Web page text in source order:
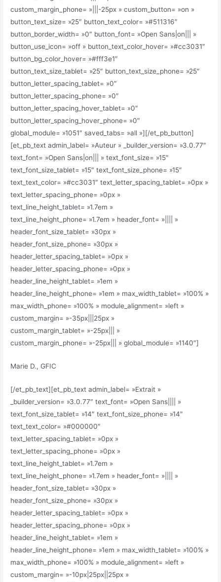
custom_margin_phone= »|||-25px » custom_button= »on »
button_text_size= »25″ button_text_color= »#511316″
button_border_width= »0″ button_font= »Open Sans|on||| »
button_use_icon= »off » button_text_color_hover= »#cc3031″
button_bg_color_hover= »#fff3e1″
button_text_size_tablet= »25″ button_text_size_phone= »25″
button_letter_spacing_tablet= »0″
button_letter_spacing_phone= »0″
button_letter_spacing_hover_tablet= »0″
button_letter_spacing_hover_phone= »0″
global_module= »1051″ saved_tabs= »all »][/et_pb_button]
[et_pb_text admin_label= »Auteur » _builder_version= »3.0.77″
text_font= »Open Sans|on||| » text_font_size= »15″
text_font_size_tablet= »15″ text_font_size_phone= »15″
text_text_color= »#cc3031″ text_letter_spacing_tablet= »0px »
text_letter_spacing_phone= »0px »
text_line_height_tablet= »1.7em »
text_line_height_phone= »1.7em » header_font= »|||| »
header_font_size_tablet= »30px »
header_font_size_phone= »30px »
header_letter_spacing_tablet= »0px »
header_letter_spacing_phone= »0px »
header_line_height_tablet= »1em »
header_line_height_phone= »1em » max_width_tablet= »100% »
max_width_phone= »100% » module_alignment= »left »
custom_margin= »-35px|||25px »
custom_margin_tablet= »-25px||| »
custom_margin_phone= »-25px||| » global_module= »1140″]
Marie D., GFIC
[/et_pb_text][et_pb_text admin_label= »Extrait »
_builder_version= »3.0.77″ text_font= »Open Sans|||| »
text_font_size_tablet= »14″ text_font_size_phone= »14″
text_text_color= »#000000″
text_letter_spacing_tablet= »0px »
text_letter_spacing_phone= »0px »
text_line_height_tablet= »1.7em »
text_line_height_phone= »1.7em » header_font= »|||| »
header_font_size_tablet= »30px »
header_font_size_phone= »30px »
header_letter_spacing_tablet= »0px »
header_letter_spacing_phone= »0px »
header_line_height_tablet= »1em »
header_line_height_phone= »1em » max_width_tablet= »100% »
max_width_phone= »100% » module_alignment= »left »
custom_margin= »-10px|25px||25px »